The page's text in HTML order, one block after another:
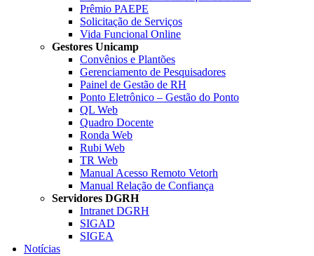
Prêmio PAEPE
Solicitação de Serviços
Vida Funcional Online
Gestores Unicamp
Convênios e Plantões
Gerenciamento de Pesquisadores
Painel de Gestão de RH
Ponto Eletrônico – Gestão do Ponto
QL Web
Quadro Docente
Ronda Web
Rubi Web
TR Web
Manual Acesso Remoto Vetorh
Manual Relação de Confiança
Servidores DGRH
Intranet DGRH
SIGAD
SIGEA
Notícias